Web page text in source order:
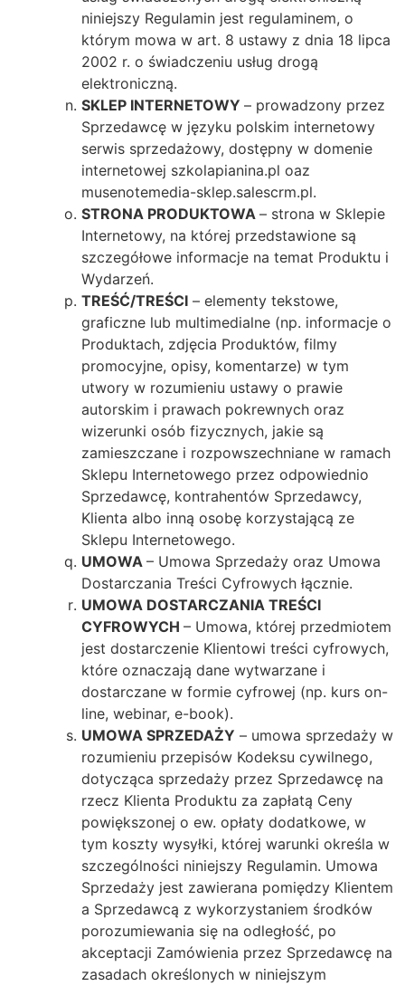
niniejszy Regulamin jest regulaminem, o
którym mowa w art. 8 ustawy z dnia 18 lipca
2002 r. o świadczeniu usług drogą
elektroniczną.
SKLEP INTERNETOWY – prowadzony przez
Sprzedawcę w języku polskim internetowy
serwis sprzedażowy, dostępny w domenie
internetowej szkolapianina.pl oaz
musenotemedia-sklep.salescrm.pl.
STRONA PRODUKTOWA – strona w Sklepie
Internetowy, na której przedstawione są
szczegółowe informacje na temat Produktu i
Wydarzeń.
TREŚĆ/TREŚCI – elementy tekstowe,
graficzne lub multimedialne (np. informacje o
Produktach, zdjęcia Produktów, filmy
promocyjne, opisy, komentarze) w tym
utwory w rozumieniu ustawy o prawie
autorskim i prawach pokrewnych oraz
wizerunki osób fizycznych, jakie są
zamieszczane i rozpowszechniane w ramach
Sklepu Internetowego przez odpowiednio
Sprzedawcę, kontrahentów Sprzedawcy,
Klienta albo inną osobę korzystającą ze
Sklepu Internetowego.
UMOWA – Umowa Sprzedaży oraz Umowa
Dostarczania Treści Cyfrowych łącznie.
UMOWA DOSTARCZANIA TREŚCI
CYFROWYCH – Umowa, której przedmiotem
jest dostarczenie Klientowi treści cyfrowych,
które oznaczają dane wytwarzane i
dostarczane w formie cyfrowej (np. kurs on-
line, webinar, e-book).
UMOWA SPRZEDAŻY – umowa sprzedaży w
rozumieniu przepisów Kodeksu cywilnego,
dotycząca sprzedaży przez Sprzedawcę na
rzecz Klienta Produktu za zapłatą Ceny
powiększonej o ew. opłaty dodatkowe, w
tym koszty wysyłki, której warunki określa w
szczególności niniejszy Regulamin. Umowa
Sprzedaży jest zawierana pomiędzy Klientem
a Sprzedawcą z wykorzystaniem środków
porozumiewania się na odległość, po
akceptacji Zamówienia przez Sprzedawcę na
zasadach określonych w niniejszym